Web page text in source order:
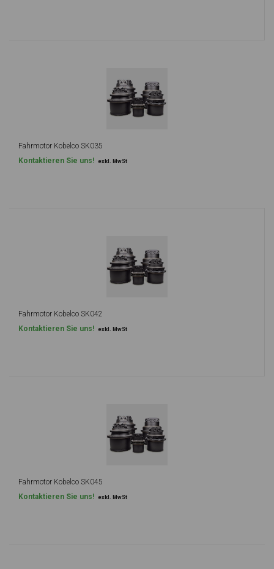
Fahrmotor Kobelco SK035
Kontaktieren Sie uns! exkl. MwSt
Fahrmotor Kobelco SK042
Kontaktieren Sie uns! exkl. MwSt
Fahrmotor Kobelco SK045
Kontaktieren Sie uns! exkl. MwSt